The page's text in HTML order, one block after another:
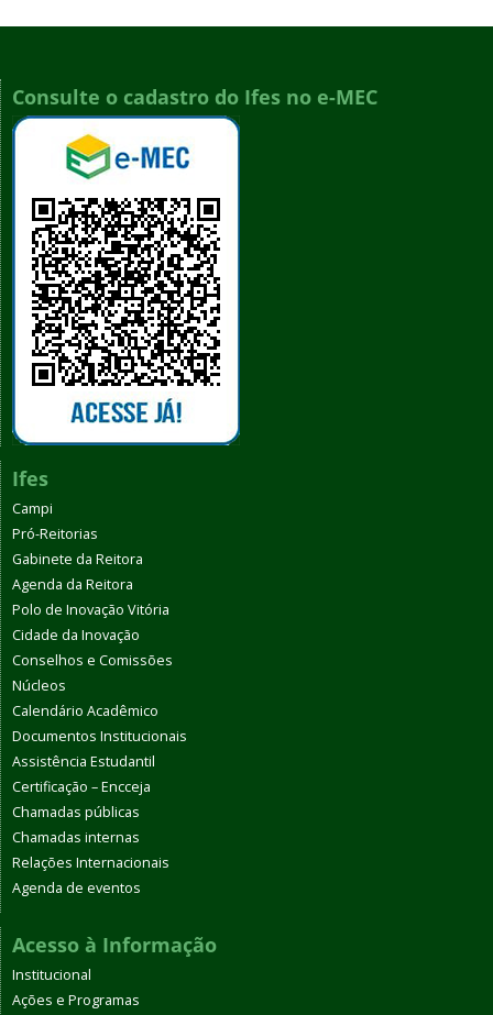
Consulte o cadastro do Ifes no e-MEC
Ifes
Campi
Pró-Reitorias
Gabinete da Reitora
Agenda da Reitora
Polo de Inovação Vitória
Cidade da Inovação
Conselhos e Comissões
Núcleos
Calendário Acadêmico
Documentos Institucionais
Assistência Estudantil
Certificação – Encceja
Chamadas públicas
Chamadas internas
Relações Internacionais
Agenda de eventos
Acesso à Informação
Institucional
Ações e Programas